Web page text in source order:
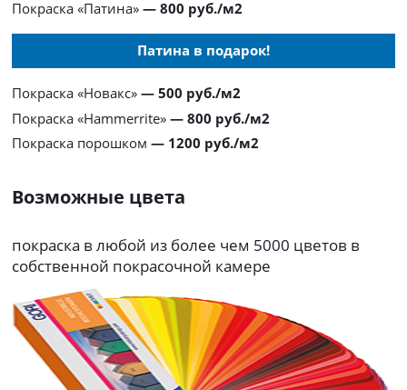
Покраска «Патина» — 800 руб./м2
Патина в подарок!
Покраска «Новакс» — 500 руб./м2
Покраска «Hammerrite» — 800 руб./м2
Покраска порошком — 1200 руб./м2
Возможные цвета
покраска в любой из более чем 5000 цветов в
собственной покрасочной камере